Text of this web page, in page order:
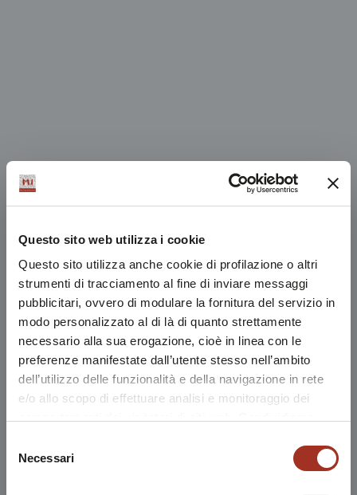
Questo sito web utilizza i cookie
Questo sito utilizza anche cookie di profilazione o altri
strumenti di tracciamento al fine di inviare messaggi
pubblicitari, ovvero di modulare la fornitura del servizio in
modo personalizzato al di là di quanto strettamente
necessario alla sua erogazione, cioè in linea con le
preferenze manifestate dall’utente stesso nell’ambito
dell’utilizzo delle funzionalità e della navigazione in rete
e/o allo scopo di effettuare analisi e monitoraggio dei
nostro sito, con i nostri partner che si occupano di analisi
dei dati web, pubblicità e social media, i quali potrebbero
delNecessari